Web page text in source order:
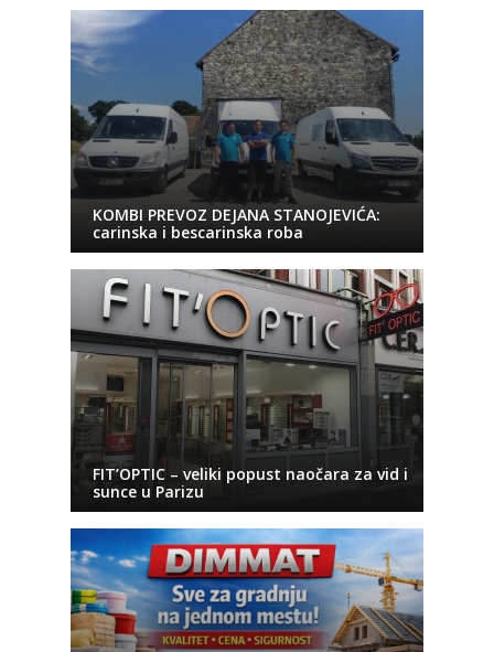
KOMBI PREVOZ DEJANA STANOJEVIĆA:
carinska i bescarinska roba
FIT’OPTIC – veliki popust naočara za vid i
sunce u Parizu